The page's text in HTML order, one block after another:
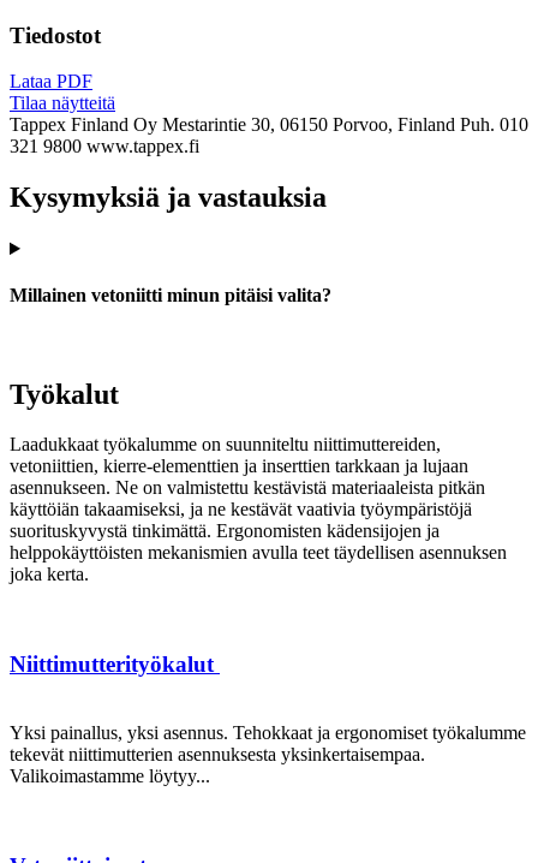
Tiedostot
Lataa PDF
Tilaa näytteitä
Tappex Finland Oy Mestarintie 30, 06150 Porvoo, Finland Puh. 010
321 9800 www.tappex.fi
Kysymyksiä ja vastauksia
Millainen vetoniitti minun pitäisi valita?
Työkalut
Laadukkaat työkalumme on suunniteltu niittimuttereiden,
vetoniittien, kierre-elementtien ja inserttien tarkkaan ja lujaan
asennukseen. Ne on valmistettu kestävistä materiaaleista pitkän
käyttöiän takaamiseksi, ja ne kestävät vaativia työympäristöjä
suorituskyvystä tinkimättä. Ergonomisten kädensijojen ja
helppokäyttöisten mekanismien avulla teet täydellisen asennuksen
joka kerta.
Niittimutterityökalut
Yksi painallus, yksi asennus. Tehokkaat ja ergonomiset työkalumme
tekevät niittimutterien asennuksesta yksinkertaisempaa.
Valikoimastamme löytyy...